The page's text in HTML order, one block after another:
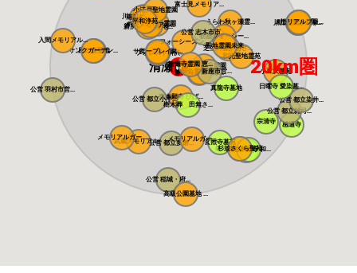
うらわ秋ヶ瀬霊... 川口霊園 かわ...
所沢聖地霊園
フォレスト所沢
風の森聖地
サンクガーデン...
入間メモリアル...
芝生の霊園あさ...
フォーシーズン...
なごみの丘霊園
川越さくら浄苑
メモリアルパー...
ふじみ野霊園
南川越霊園
川口中央霊園
新所沢友愛聖地...
所沢メモリアル...
富士見メモリア...
新の丘さくら浄...
やすらぎ聖地霊...
サニープレイス...
朝霞フォーシー...
小江戸聖地霊園
川口霊園かわぐ...
メモリアルプレ...
公営 新座市営...
公営 志木市市...
平和浄苑
和光聖地霊苑
智遍寺霊園 恵...
聖地霊園未来
感通寺
小豆沢墓苑
東本願寺 ひば...
宗清寺
浄見寺
桜上水 みたま...
玄照寺墓苑
武蔵メモリアル...
築地本願寺 和...
公営 都立小平...
公営 都立雑司...
公営 都立染井...
公営 都立多磨...
公営 羽村市営...
公営 稲城・府...
真龍寺墓地
メモリアルガー...
日曜寺 愛染墓...
杉並さくら聖苑
メモリアルガー...
樹木葬 田無さ...
高級公園墓地 ...
清瀬市役所 20km圏